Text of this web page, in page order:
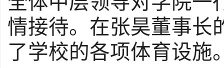
情接待。在张昊董事长
了学校的各项体育设施